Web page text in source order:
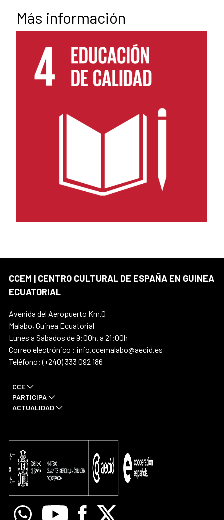
Más información
CCEM | CENTRO CULTURAL DE ESPAÑA EN GUINEA
ECUATORIAL
Avenida del Aeropuerto Km.0
Malabo, Guinea Ecuatorial
Lunes a Sábados de 9:00h. a 21:00h
Correo electrónico : info.ccemalabo@aecid.es
Teléfono: (+240) 333 092 186
CCE
PARTICIPA
ACTUALIDAD
WhatsappYoutube Facebook
X